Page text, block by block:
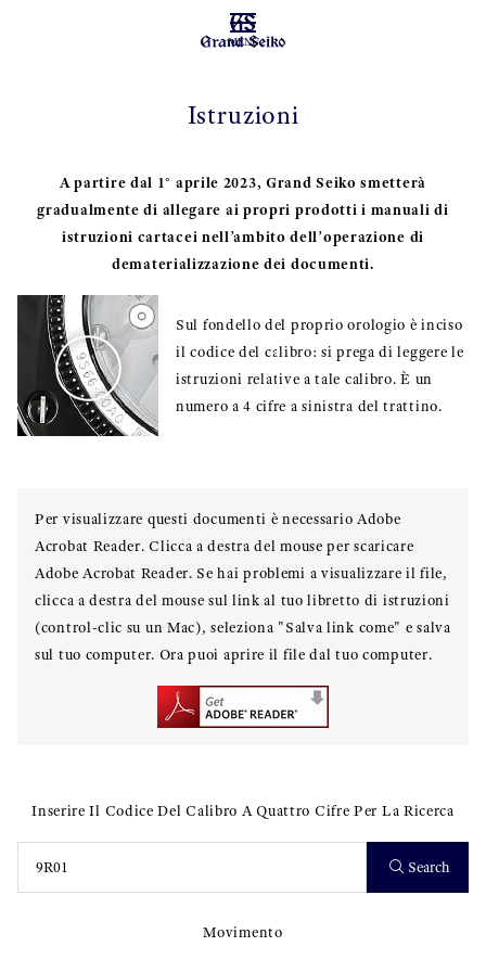
MENU
Istruzioni
A partire dal 1° aprile 2023, Grand Seiko smetterà
gradualmente di allegare ai propri prodotti i manuali di
istruzioni cartacei nell’ambito dell’operazione di
dematerializzazione dei documenti.
Sul fondello del proprio orologio è inciso
il codice del calibro: si prega di leggere le
istruzioni relative a tale calibro. È un
numero a 4 cifre a sinistra del trattino.
Per visualizzare questi documenti è necessario Adobe
Acrobat Reader. Clicca a destra del mouse per scaricare
Adobe Acrobat Reader. Se hai problemi a visualizzare il file,
clicca a destra del mouse sul link al tuo libretto di istruzioni
(control-clic su un Mac), seleziona "Salva link come" e salva
sul tuo computer. Ora puoi aprire il file dal tuo computer.
Inserire Il Codice Del Calibro A Quattro Cifre Per La Ricerca
Search
Movimento